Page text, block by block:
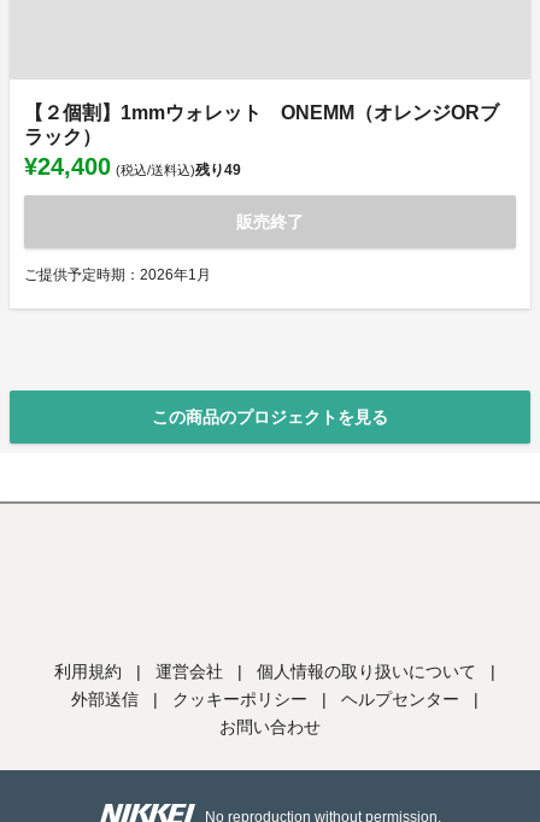
【２個割】1mmウォレット ONEMM（オレンジORブ
ラック）
¥24,400 (税込/送料込)残り49
販売終了
ご提供予定時期：2026年1月
この商品のプロジェクトを見る
利用規約 | 運営会社 | 個人情報の取り扱いについて
|
外部送信
| クッキーポリシー | ヘルプセンター
|
お問い合わせ
No reproduction without permission.